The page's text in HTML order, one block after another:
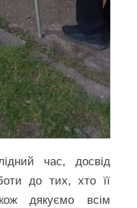
час, досвід
до тих, хто її
дякуємо всім